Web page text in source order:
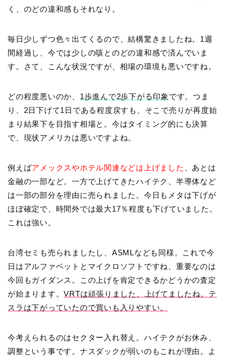
く、のどの違和感もそれなり。
毎日少しずつ色々出てくるので、結構驚きましたね。1週
間経過し、今では少しの咳とのどの違和感で済んでいま
す。さて、こんな状況ですが、相場の環境も悪いですね。
どの程度悪いのか、 1歩進んで2歩下がる印象 です。つま
り、2日下げて1日である程度戻すも、そこで売りが再度始
まり結果下を目指す相場と。今はタイミング的にも決算
で、現状アメリカは悪いですよね。
例えばアメックスやホテル関連などは上げました
、あとは
金融の一部など。一方で上げてきたハイテク、半導体など
は一部の部分を理由に売られました。今日もメタは下げが
ほぼ確定で、時間外では最大17％程度も下げていました。
これは強い。
台湾セミも売られましたし、ASMLなども同様。これで今
日はアルファベットとマイクロソフトですね、重要なのは
今回もガイダンス。この上げを肯定できるかどうかの査定
が始まります。VRTは頑張りました、上げてましたね。テ
スラは下がっていたので買いも入りやすい。
今考えられるのはセクター入れ替え。ハイテクがお休み、
調整という事です。ナスダックが弱いのもこれが理由。よ